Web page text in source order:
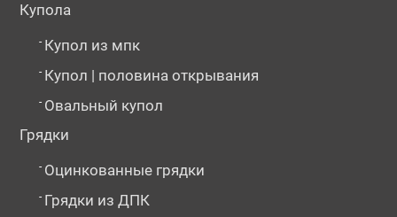
Купола
- Купол из мпк
- Купол | половина открывания
- Овальный купол
Грядки
- Оцинкованные грядки
- Грядки из ДПК